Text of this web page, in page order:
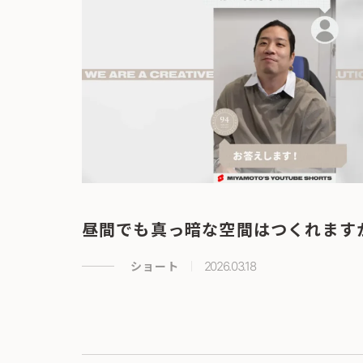
昼間でも真っ暗な空間はつくれます
ショート 2026.03.18